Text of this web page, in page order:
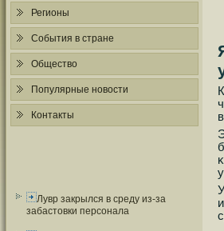
Регионы
События в стране
Общество
Популярные новости
Контакты
Лувр закрылся в среду из-за
забастовки персонала